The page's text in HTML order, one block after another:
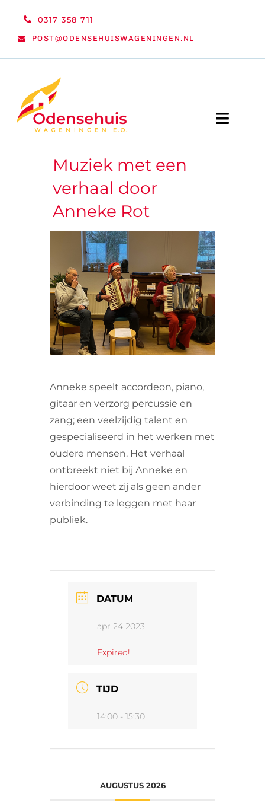
0317 358 711
POST@ODENSEHUISWAGENINGEN.NL
Toggle
WELKOM
VRIJWILLIGERS & STAGIAIRES
CONTACT
Muziek met een
verhaal door
Anneke Rot
Anneke speelt accordeon, piano,
gitaar en verzorg percussie en
zang; een veelzijdig talent en
gespecialiseerd in het werken met
oudere mensen. Het verhaal
ontbreekt niet bij Anneke en
hierdoor weet zij als geen ander
verbinding te leggen met haar
publiek.
DATUM
apr 24 2023
Expired!
TIJD
14:00 - 15:30
AUGUSTUS 2026